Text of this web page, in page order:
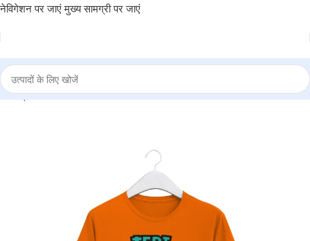
नेविगेशन पर जाएं मुख्य सामग्री पर जाएं
| Round Neck T-Shirt “TERI YAARI SABSE PYARI” – BG-RN14